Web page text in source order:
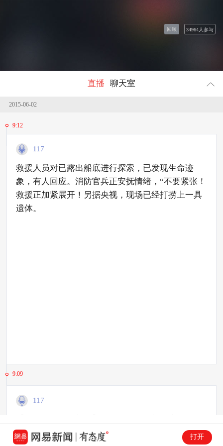
回顾 34964人参与
直播 聊天室
2015-06-02
9:12
117
救援人员对已露出船底进行探索，已发现生命迹
象，有人回应。消防官兵正安抚情绪，“不要紧张！
救援正加紧展开！另据央视，现场已经打捞上一具
遗体。
9:09
117
介绍，从事故现场反馈回消息，潜水员潜入后敲击
打开